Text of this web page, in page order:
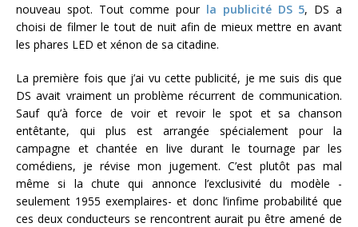
nouveau spot. Tout comme pour la publicité DS 5, DS a
choisi de filmer le tout de nuit afin de mieux mettre en avant
les phares LED et xénon de sa citadine.
La première fois que j’ai vu cette publicité, je me suis dis que
DS avait vraiment un problème récurrent de communication.
Sauf qu’à force de voir et revoir le spot et sa chanson
entêtante, qui plus est arrangée spécialement pour la
campagne et chantée en live durant le tournage par les
comédiens, je révise mon jugement. C’est plutôt pas mal
même si la chute qui annonce l’exclusivité du modèle -
seulement 1955 exemplaires- et donc l’infime probabilité que
ces deux conducteurs se rencontrent aurait pu être amené de